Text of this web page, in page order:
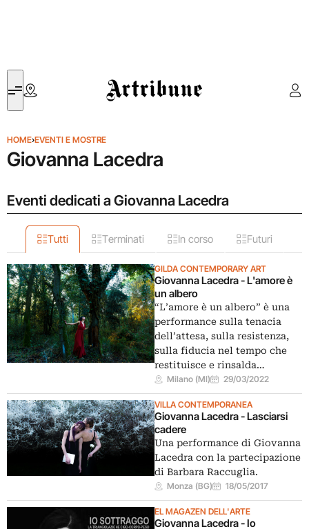
Artribune
HOME›EVENTI E MOSTRE
Giovanna Lacedra
Eventi dedicati a Giovanna Lacedra
Tutti Terminati In corso Futuri
GILDA CONTEMPORARY ART
Giovanna Lacedra - L'amore è
un albero
“L’amore è un albero” è una
performance sulla tenacia
dell’attesa, sulla resistenza,
sulla fiducia nel tempo che
restituisce e rinsalda…
Milano (MI) 29/03/2022
VILLA CONTEMPORANEA
Giovanna Lacedra - Lasciarsi
cadere
Una performance di Giovanna
Lacedra con la partecipazione
di Barbara Raccuglia.
Monza (BG) 18/05/2017
EL MAGAZEN DELL'ARTE
Giovanna Lacedra - Io